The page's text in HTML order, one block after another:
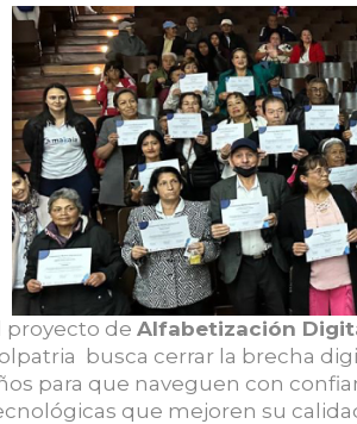
proyecto de Alfabetización
busca cerrar la brecha
para que naveguen con
que mejoren su